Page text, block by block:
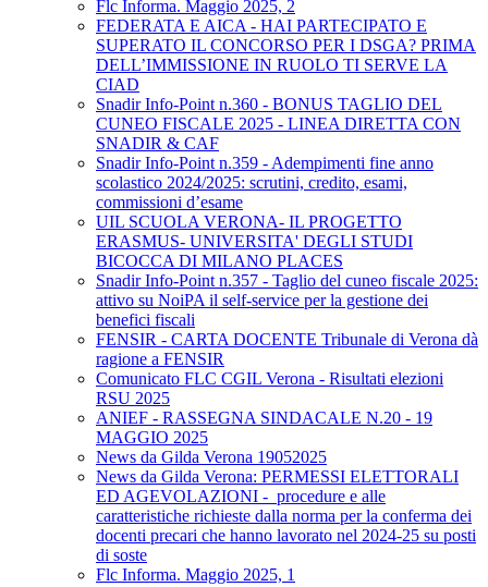
Flc Informa. Maggio 2025, 2
FEDERATA E AICA - HAI PARTECIPATO E
SUPERATO IL CONCORSO PER I DSGA? PRIMA
DELL’IMMISSIONE IN RUOLO TI SERVE LA
CIAD
Snadir Info-Point n.360 - BONUS TAGLIO DEL
CUNEO FISCALE 2025 - LINEA DIRETTA CON
SNADIR & CAF
Snadir Info-Point n.359 - Adempimenti fine anno
scolastico 2024/2025: scrutini, credito, esami,
commissioni d’esame
UIL SCUOLA VERONA- IL PROGETTO
ERASMUS- UNIVERSITA' DEGLI STUDI
BICOCCA DI MILANO PLACES
Snadir Info-Point n.357 - Taglio del cuneo fiscale 2025:
attivo su NoiPA il self-service per la gestione dei
benefici fiscali
FENSIR - CARTA DOCENTE Tribunale di Verona dà
ragione a FENSIR
Comunicato FLC CGIL Verona - Risultati elezioni
RSU 2025
ANIEF - RASSEGNA SINDACALE N.20 - 19
MAGGIO 2025
News da Gilda Verona 19052025
News da Gilda Verona: PERMESSI ELETTORALI
ED AGEVOLAZIONI - procedure e alle
caratteristiche richieste dalla norma per la conferma dei
docenti precari che hanno lavorato nel 2024-25 su posti
di soste
Flc Informa. Maggio 2025, 1